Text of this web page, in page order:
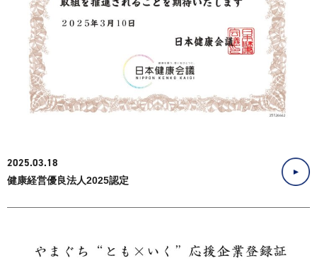
2025.03.18
健康経営優良法人2025認定